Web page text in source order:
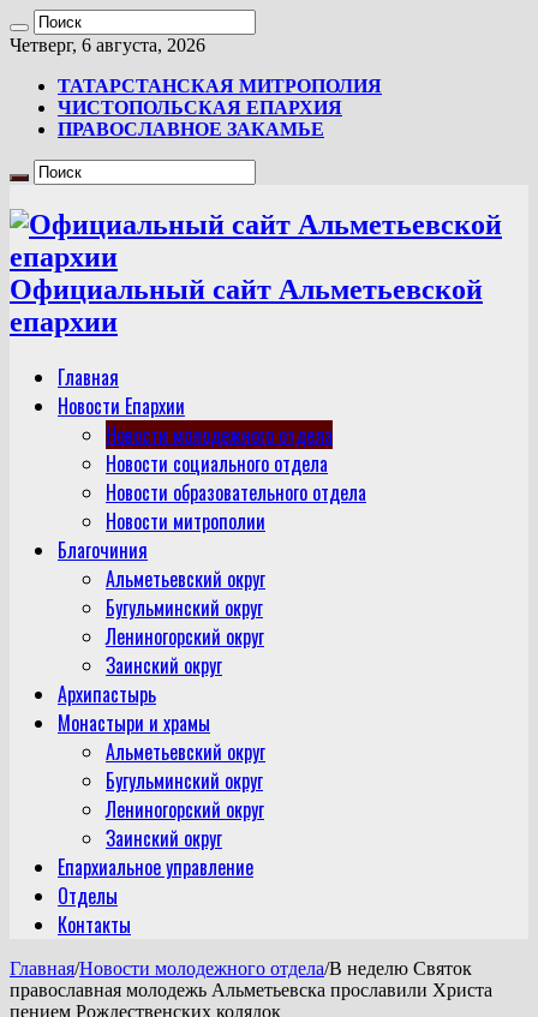
Четверг, 6 августа, 2026
ТАТАРСТАНСКАЯ МИТРОПОЛИЯ
ЧИСТОПОЛЬСКАЯ ЕПАРХИЯ
ПРАВОСЛАВНОЕ ЗАКАМЬЕ
Официальный сайт Альметьевской
епархии
Главная
Новости Епархии
Новости молодежного отдела
Новости социального отдела
Новости образовательного отдела
Новости митрополии
Благочиния
Альметьевский округ
Бугульминский округ
Лениногорский округ
Заинский округ
Архипастырь
Монастыри и храмы
Альметьевский округ
Бугульминский округ
Лениногорский округ
Заинский округ
Епархиальное управление
Отделы
Контакты
Главная/Новости молодежного отдела/В неделю Святок
православная молодежь Альметьевска прославили Христа
пением Рождественских колядок